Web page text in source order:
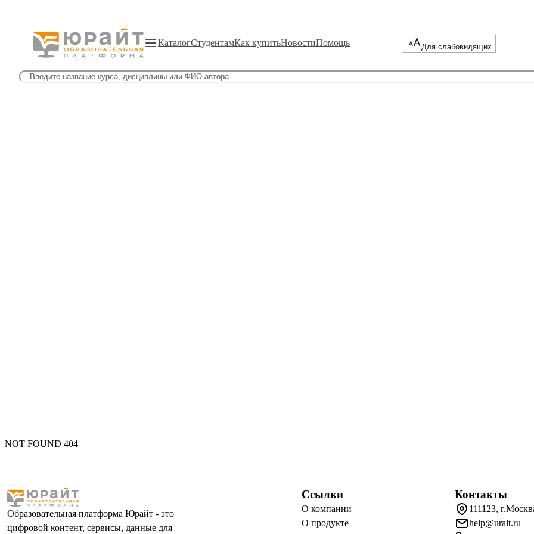
КаталогСтудентамКак купитьНовостиПомощь Для слабовидящих
NOT FOUND 404
Образовательная платформа Юрайт - это
цифровой контент, сервисы, данные для
Ссылки
О компании
О продукте
Контакты
111123,
help@urait.ru